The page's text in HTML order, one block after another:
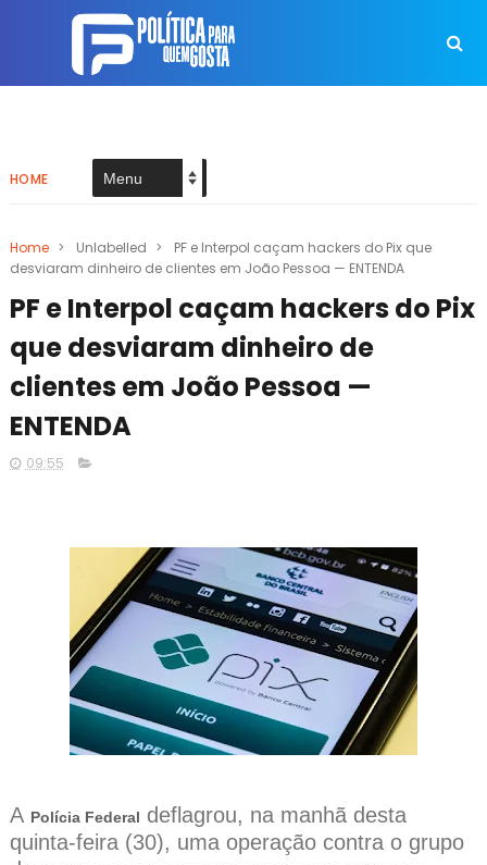
HOME
Home > Unlabelled >
PF e Interpol caçam hackers do Pix que
desviaram dinheiro de clientes em João Pessoa — ENTENDA
PF e Interpol caçam hackers do Pix
que desviaram dinheiro de
clientes em João Pessoa —
ENTENDA
09:55
A Polícia Federal deflagrou, na manhã desta
quinta-feira (30), uma operação contra o grupo